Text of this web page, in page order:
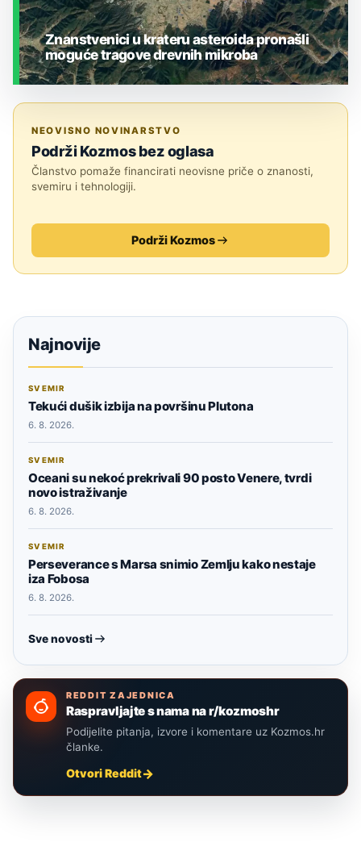
Znanstvenici u krateru asteroida pronašli
moguće tragove drevnih mikroba
NEOVISNO NOVINARSTVO
Podrži Kozmos bez oglasa
Članstvo pomaže financirati neovisne priče o znanosti,
svemiru i tehnologiji.
Podrži Kozmos
Najnovije
SVEMIR
Tekući dušik izbija na površinu Plutona
6. 8. 2026.
SVEMIR
Oceani su nekoć prekrivali 90 posto Venere, tvrdi
novo istraživanje
6. 8. 2026.
SVEMIR
Perseverance s Marsa snimio Zemlju kako nestaje
iza Fobosa
6. 8. 2026.
Sve novosti
REDDIT ZAJEDNICA
Raspravljajte s nama na r/kozmoshr
Podijelite pitanja, izvore i komentare uz Kozmos.hr
članke.
Otvori Reddit